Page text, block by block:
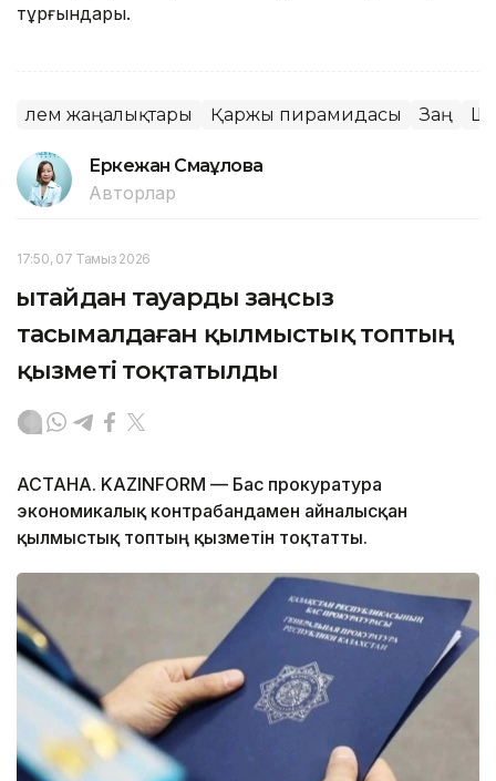
тұрғындары.
Әлем жаңалықтары Қаржы пирамидасы Заң
Еркежан Смағұлова
Авторлар
17:50, 07 Тамыз 2026
Қытайдан тауарды заңсыз
тасымалдаған қылмыстық топтың
қызметі тоқтатылды
АСТАНА. KAZINFORM — Бас прокуратура
экономикалық контрабандамен айналысқан
қылмыстық топтың қызметін тоқтатты.